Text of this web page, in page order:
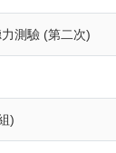
測驗 (第二次)
)